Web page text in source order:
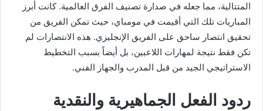
المتتالية، مما جعله في صدارة تصنيف الفرق العالمية. كانت أبرز
المباريات تلك التي أقيمت في مومباي، حيث تمكن الفريق من
تحقيق انتصار ساحق على الفريق الإنجليزي. هذه الانتصارات لم
تكن فقط نتيجة لمهارات اللاعبين، بل أيضاً بسبب التخطيط
الاستراتيجي الجيد من قبل المدرب والجهاز الفني.
ردود الفعل الجماهيرية والنقدية